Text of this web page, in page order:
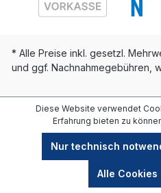
* Alle Preise inkl. gesetzl.
und ggf. Nachnahmegebühren,
Diese Website verwendet
Erfahrung bieten zu
Nur technisch
Alle